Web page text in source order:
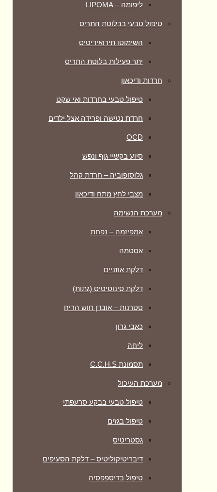
ליפומה – LIPOMA
טיפול טבעי בבלוטת התריס
השימוטו תירואידיטיס
יתר פעילות בלוטת התריס
חרדות ודיכאון
טיפול טבעי בחרדות ואי שקט
חרדת נטישה ופרידה אצל ילדים
OCD
סיוע בקשיי גוף ונפש
גלוסופוביה – חרדת קהל
מצבי לחץ מתח ודיכאון
מערכת הנשימה
אמפיזמה – נפחת
אסטמה
דלקת אוזניים
דלקת סינוסיטיס (גתות)
טטרנות – אובדן חוש הריח
כאבי גרון
ליחה
תסמונת C.C.H.S
מערכת העיכול
טיפול טבעי בבקע סרעפתי
טיפול בגזים
גסטריטיס
דיבריטיקוליטיס – דלקת הסעיפים
טיפול בדיספפסיה